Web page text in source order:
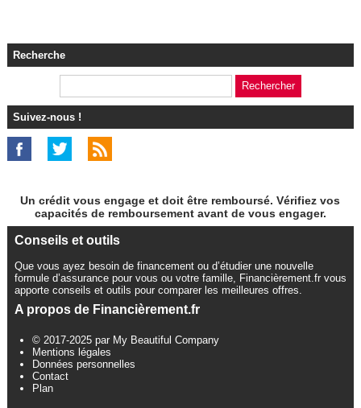
Recherche
Suivez-nous !
Un crédit vous engage et doit être remboursé. Vérifiez vos
capacités de remboursement avant de vous engager.
Conseils et outils
Que vous ayez besoin de financement ou d’étudier une nouvelle
formule d’assurance pour vous ou votre famille, Financièrement.fr vous
apporte conseils et outils pour comparer les meilleures offres.
A propos de Financièrement.fr
© 2017-2025 par My Beautiful Company
Mentions légales
Données personnelles
Contact
Plan